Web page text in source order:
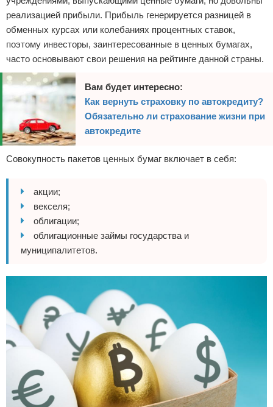
реализацией прибыли. Прибыль генерируется разницей в
обменных курсах или колебаниях процентных ставок,
поэтому инвесторы, заинтересованные в ценных бумагах,
часто основывают свои решения на рейтинге данной страны.
Вам будет интересно:
Как вернуть страховку по автокредиту?
Обязательно ли страхование жизни при
автокредите
Совокупность пакетов ценных бумаг включает в себя:
акции;
векселя;
облигации;
облигационные займы государства и
муниципалитетов.